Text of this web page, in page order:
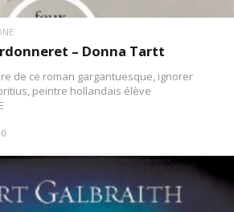
– Donna Tartt
de ce roman gargantuesque, ignorer
peintre hollandais élève
0